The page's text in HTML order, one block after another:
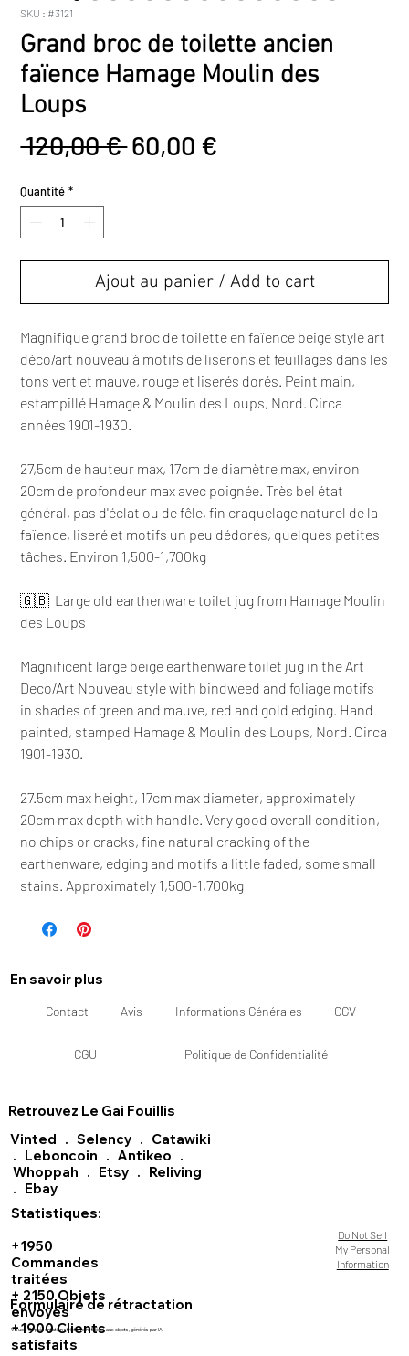
SKU : #3121
Grand broc de toilette ancien
faïence Hamage Moulin des
Loups
120,00 € Prix
60,00 €
Quantité *
Ajout au panier / Add to cart
Magnifique grand broc de toilette en faïence beige style art
déco/art nouveau à motifs de liserons et feuillages dans les
tons vert et mauve, rouge et liserés dorés. Peint main,
estampillé Hamage & Moulin des Loups, Nord. Circa
années 1901-1930.
27,5cm de hauteur max, 17cm de diamètre max, environ
20cm de profondeur max avec poignée. Très bel état
général, pas d'éclat ou de fêle, fin craquelage naturel de la
faïence, liseré et motifs un peu dédorés, quelques petites
tâches. Environ 1,500-1,700kg
🇬🇧 Large old earthenware toilet jug from Hamage Moulin
des Loups
Magnificent large beige earthenware toilet jug in the Art
Deco/Art Nouveau style with bindweed and foliage motifs
in shades of green and mauve, red and gold edging. Hand
painted, stamped Hamage & Moulin des Loups, Nord. Circa
1901-1930.
27.5cm max height, 17cm max diameter, approximately
20cm max depth with handle. Very good overall condition,
no chips or cracks, fine natural cracking of the
earthenware, edging and motifs a little faded, some small
stains. Approximately 1,500-1,700kg
Contact Avis Informations Générales CGV
CGU Politique de Confidentialité
En savoir plus
Retrouvez Le Gai Fouillis
Vinted . Selency. Catawiki
. Leboncoin . Antikeo .
Whoppah . Etsy. Reliving
. Ebay
Formulaire de rétractation
Visuels de présentation strictement fidèles aux objets, générés par IA.
Statistiques:
+1950
Commandes
traitées
+ 2150 Objets
envoyés
+1900 Clients
satisfaits
Do Not Sell
My Personal
Information